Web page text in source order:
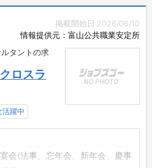
掲載開始日:2026/06/10
情報提供元：富山公共職業安定所
タントの求
ロスラ
活躍中
会(法事、忘年会、新年会、慶事